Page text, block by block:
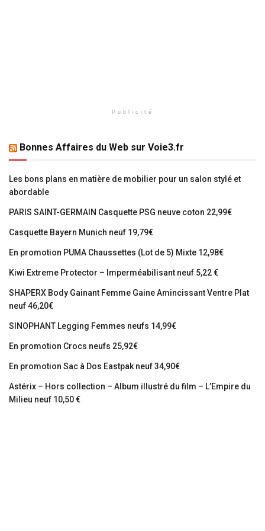
Publicité
Bonnes Affaires du Web sur Voie3.fr
Les bons plans en matière de mobilier pour un salon stylé et
abordable
PARIS SAINT-GERMAIN Casquette PSG neuve coton 22,99€
Casquette Bayern Munich neuf 19,79€
En promotion PUMA Chaussettes (Lot de 5) Mixte 12,98€
Kiwi Extreme Protector – Imperméabilisant neuf 5,22 €
SHAPERX Body Gainant Femme Gaine Amincissant Ventre Plat
neuf 46,20€
SINOPHANT Legging Femmes neufs 14,99€
En promotion Crocs neufs 25,92€
En promotion Sac à Dos Eastpak neuf 34,90€
Astérix – Hors collection – Album illustré du film – L’Empire du
Milieu neuf 10,50 €